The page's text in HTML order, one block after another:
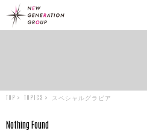
TOP TOPICS スペシャルグラビア
Nothing Found